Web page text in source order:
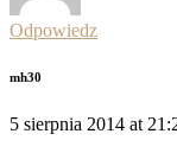
Odpowiedz
mh30
5 sierpnia 2014 at